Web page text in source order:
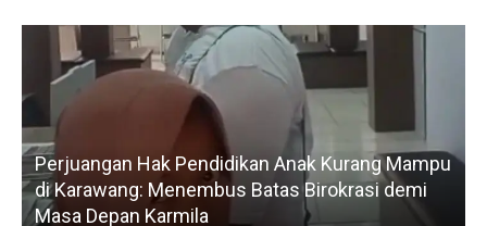
Perjuangan Hak Pendidikan Anak Kurang Mampu
di Karawang: Menembus Batas Birokrasi demi
Masa Depan Karmila